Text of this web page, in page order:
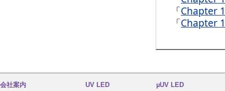
「Chapter
「Chapter
会社案内
UV LED
µUV LED